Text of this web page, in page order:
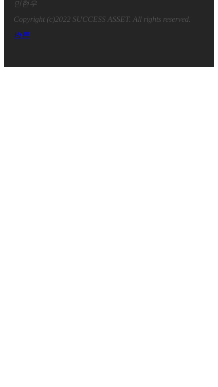
민현우
Copyright (c)2022 SUCCESS ASSET. All rights reserved.
버튼